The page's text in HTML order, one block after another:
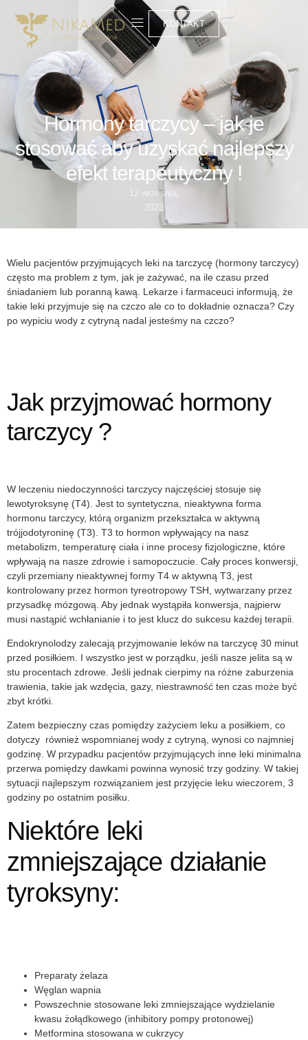
KONTAKT
Hormony tarczycy – jak je
stosować aby uzyskać najlepszy
efekt terapeutyczny !
12 września,
2023
Wielu pacjentów przyjmujących leki na tarczycę (hormony tarczycy)
często ma problem z tym, jak je zażywać, na ile czasu przed
śniadaniem lub poranną kawą. Lekarze i farmaceuci informują, że
takie leki przyjmuje się na czczo ale co to dokładnie oznacza? Czy
po wypiciu wody z cytryną nadal jesteśmy na czczo?
Jak przyjmować hormony
tarczycy ?
W leczeniu niedoczynności tarczycy najczęściej stosuje się
lewotyroksynę (T4). Jest to syntetyczna, nieaktywna forma
hormonu tarczycy, którą organizm przekształca w aktywną
trójjodotyroninę (T3). T3 to hormon wpływający na nasz
metabolizm, temperaturę ciała i inne procesy fizjologiczne, które
wpływają na nasze zdrowie i samopoczucie. Cały proces konwersji,
czyli przemiany nieaktywnej formy T4 w aktywną T3, jest
kontrolowany przez hormon tyreotropowy TSH, wytwarzany przez
przysadkę mózgową. Aby jednak wystąpiła konwersja, najpierw
musi nastąpić wchłanianie i to jest klucz do sukcesu każdej terapii
Endokrynolodzy zalecają przyjmowanie leków na tarczycę 30 minut
przed posiłkiem. I wszystko jest w porządku, jeśli nasze jelita są w
stu procentach zdrowe. Jeśli jednak cierpimy na różne zaburzenia
trawienia, takie jak wzdęcia, gazy, niestrawność ten czas może być
zbyt krótki.
Zatem bezpieczny czas pomiędzy zażyciem leku a posiłkiem, co
dotyczy również wspomnianej wody z cytryną, wynosi co najmniej
godzinę. W przypadku pacjentów przyjmujących inne leki minimalna
przerwa pomiędzy dawkami powinna wynosić trzy godziny. W takiej
sytuacji najlepszym rozwiązaniem jest przyjęcie leku wieczorem, 3
godziny po ostatnim posiłku.
Niektóre leki
zmniejszające działanie
tyroksyny:
Preparaty żelaza
Węglan wapnia
Powszechnie stosowane leki zmniejszające wydzielanie
kwasu żołądkowego (inhibitory pompy protonowej)
Metformina stosowana w cukrzycy